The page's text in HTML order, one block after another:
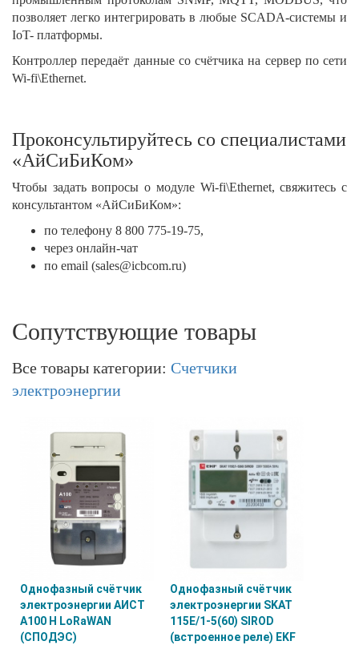
позволяет легко интегрировать в любые SCADA-системы и
IoT- платформы.
Контроллер передаёт данные со счётчика на сервер по сети
Wi-fi\Ethernet.
Проконсультируйтесь со специалистами
«АйСиБиКом»
Чтобы задать вопросы о модуле Wi-fi\Ethernet, свяжитесь с
консультантом «АйСиБиКом»:
по телефону 8 800 775-19-75,
через онлайн-чат
по email (sales@icbcom.ru)
Сопутствующие товары
Все товары категории: Счетчики
электроэнергии
Однофазный счётчик
электроэнергии АИСТ
А100 H LoRaWAN
(СПОДЭС)
Однофазный счётчик
электроэнергии SKAT
115E/1-5(60) SIROD
(встроенное реле) EKF